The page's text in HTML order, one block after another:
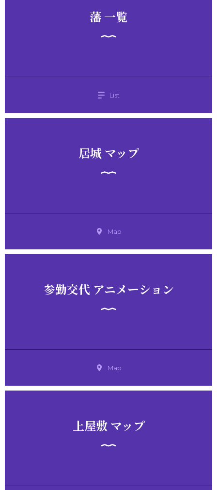
藩 一覧
List
居城 マップ
Map
参勤交代 アニメーション
Map
上屋敷 マップ